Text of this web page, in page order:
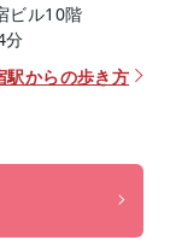
ビル10階
分
駅からの歩き方